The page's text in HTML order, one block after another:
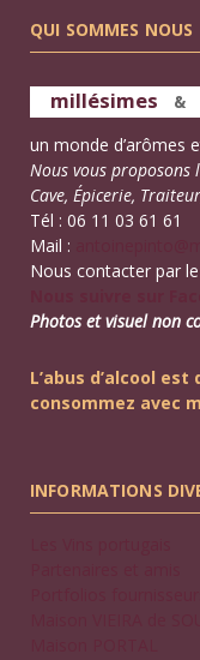
QUI SOMMES NOUS
millésimes &
un monde d’arômes
Nous vous proposons
Cave, Épicerie,
Tél : 06 11 03 61 61
Mail :
Nous contacter par
Photos et visuel non
L’abus d’alcool
consommez avec
INFORMATIONS